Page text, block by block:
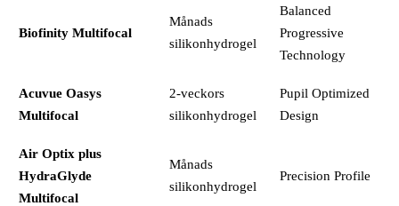
Biofinity Multifocal
Månads
silikonhydrogel
Balanced
Progressive
Technology
Acuvue Oasys
Multifocal
2-veckors
silikonhydrogel
Pupil Optimized
Design
Air Optix plus
HydraGlyde
Multifocal
Månads
silikonhydrogel
Precision Profile